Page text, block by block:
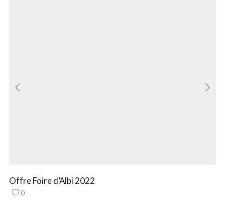
Offre Foire d’Albi 2022
0